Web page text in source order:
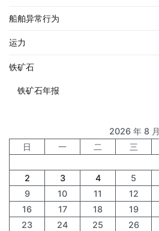
船舶异常行为
运力
铁矿石
铁矿石年报
2026 年 8 月
日
一 二 三
2
3 4 5
9
10 11 12
16
17 18 19
23
24 25 26